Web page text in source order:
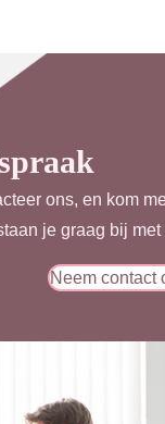
ons, en kom
je graag bij met
Neem contact